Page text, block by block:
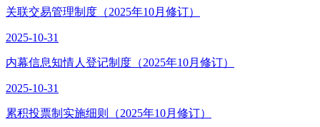
关联交易管理制度（2025年10月修订）
2025-10-31
内幕信息知情人登记制度（2025年10月修订）
2025-10-31
累积投票制实施细则（2025年10月修订）